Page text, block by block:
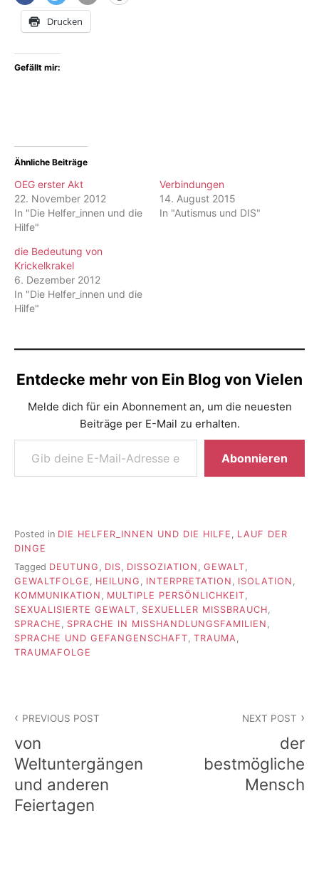
Drucken
Gefällt mir:
Ähnliche Beiträge
OEG erster Akt
22. November 2012
In "Die Helfer_innen und die
Hilfe"
Verbindungen
14. August 2015
In "Autismus und DIS"
die Bedeutung von
Krickelkrakel
6. Dezember 2012
In "Die Helfer_innen und die
Hilfe"
Entdecke mehr von Ein Blog von Vielen
Melde dich für ein Abonnement an, um die neuesten
Beiträge per E-Mail zu erhalten.
Gib deine E-Mail-Adresse ein ...
Abonnieren
Posted in DIE HELFER_INNEN UND DIE HILFE
LAUF DER
DINGE
Tagged DEUTUNG , DIS, DISSOZIATION , GEWALT,
GEWALTFOLGE , HEILUNG , INTERPRETATION , ISOLATION ,
KOMMUNIKATION , MULTIPLE PERSÖNLICHKEIT,
SEXUALISIERTE GEWALT, SEXUELLER MISSBRAUCH,
SPRACHE , SPRACHE IN MISSHANDLUNGSFAMILIEN ,
SPRACHE UND GEFANGENSCHAFT, TRAUMA,
TRAUMAFOLGE
PREVIOUS POST
von
Weltuntergängen
und anderen
Feiertagen
NEXT POST
der
bestmögliche
Mensch